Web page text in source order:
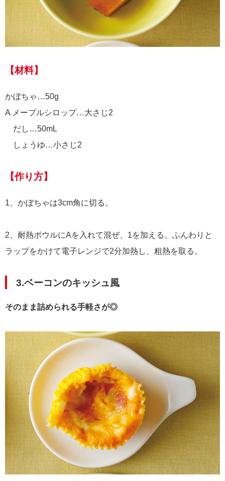
【材料】
かぼちゃ…50g
A メープルシロップ…大さじ2
だし…50mL
しょうゆ…小さじ2
【作り方】
1、かぼちゃは3cm角に切る。
2、耐熱ボウルにAを入れて混ぜ、1を加える。ふんわりと
ラップをかけて電子レンジで2分加熱し、粗熱を取る。
3.ベーコンのキッシュ風
そのまま詰められる手軽さが◎